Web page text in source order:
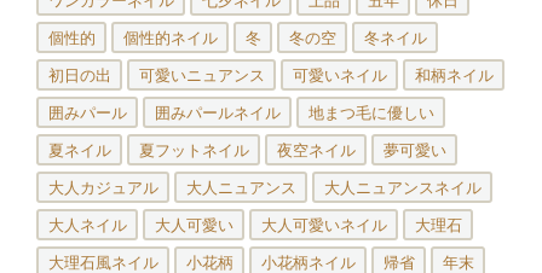
個性的 個性的ネイル 冬 冬の空 冬ネイル
初日の出 可愛いニュアンス 可愛いネイル 和柄ネイル
囲みパール 囲みパールネイル 地まつ毛に優しい
夏ネイル 夏フットネイル 夜空ネイル 夢可愛い
大人カジュアル 大人ニュアンス 大人ニュアンスネイル
大人ネイル 大人可愛い 大人可愛いネイル 大理石
大理石風ネイル 小花柄 小花柄ネイル 帰省 年末